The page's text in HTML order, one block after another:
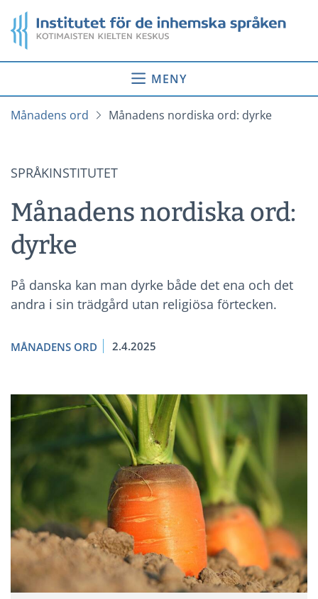
till
innehåll
Startsida
MENY
Månadens ord Månadens nordiska ord: dyrke
SPRÅKINSTITUTET
Månadens nordiska ord:
dyrke
På danska kan man dyrke både det ena och det
andra i sin trädgård utan religiösa förtecken.
MÅNADENS ORD 2.4.2025